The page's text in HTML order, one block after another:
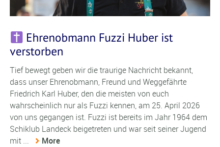
Ehrenobmann Fuzzi Huber ist
verstorben
Tief bewegt geben wir die traurige Nachricht bekannt,
dass unser Ehrenobmann, Freund und Weggefährte
Friedrich Karl Huber, den die meisten von euch
wahrscheinlich nur als Fuzzi kennen, am 25. April 2026
von uns gegangen ist. Fuzzi ist bereits im Jahr 1964 dem
Schiklub Landeck beigetreten und war seit seiner Jugend
mit ...
More